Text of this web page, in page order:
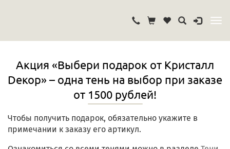
Акция «Выбери подарок от Кристалл
Dекор» – одна тень на выбор при заказе
от 1500 рублей!
Чтобы получить подарок, обязательно укажите в
примечании к заказу его артикул.